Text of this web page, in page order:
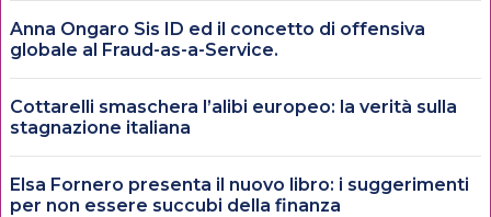
Anna Ongaro Sis ID ed il concetto di offensiva
globale al Fraud-as-a-Service.
Cottarelli smaschera l’alibi europeo: la verità sulla
stagnazione italiana
Elsa Fornero presenta il nuovo libro: i suggerimenti
per non essere succubi della finanza